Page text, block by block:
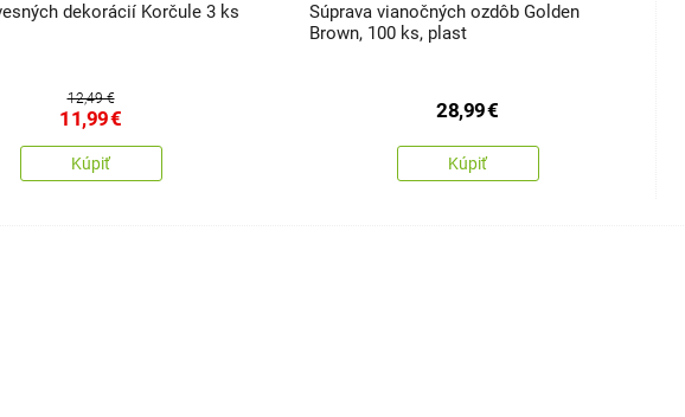
dekorácií Korčule 3 ks
12,49 €
11,99€
Kúpiť
Súprava vianočných ozdôb Golden
Brown, 100 ks, plast
28,99€
Kúpiť